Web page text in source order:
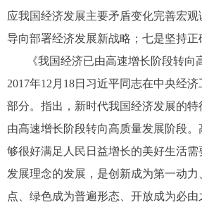
应我国经济发展主要矛盾变化完善宏
导向部署经济发展新战略；七是坚持正
《我国经济已由高速增长阶段转向
2017年12月18日习近平同志在中央经
部分。指出，新时代我国经济发展的
由高速增长阶段转向高质量发展阶段
够很好满足人民日益增长的美好生活
发展理念的发展，是创新成为第一动
点、绿色成为普遍形态、开放成为必